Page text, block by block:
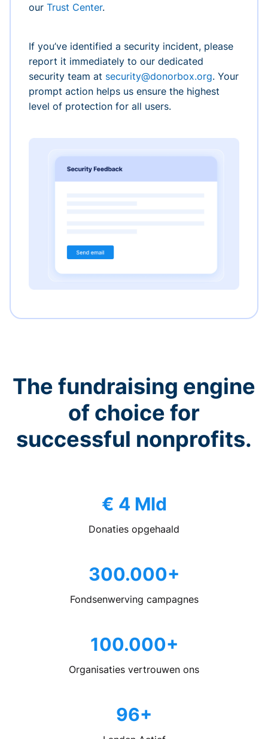
our Trust Center.
If you’ve identified a security incident, please
report it immediately to our dedicated
security team at security@donorbox.org. Your
prompt action helps us ensure the highest
level of protection for all users.
The fundraising engine
of choice for
successful nonprofits.
€ 4 Mld
Donaties opgehaald
300.000+
Fondsenwerving campagnes
100.000+
Organisaties vertrouwen ons
96+